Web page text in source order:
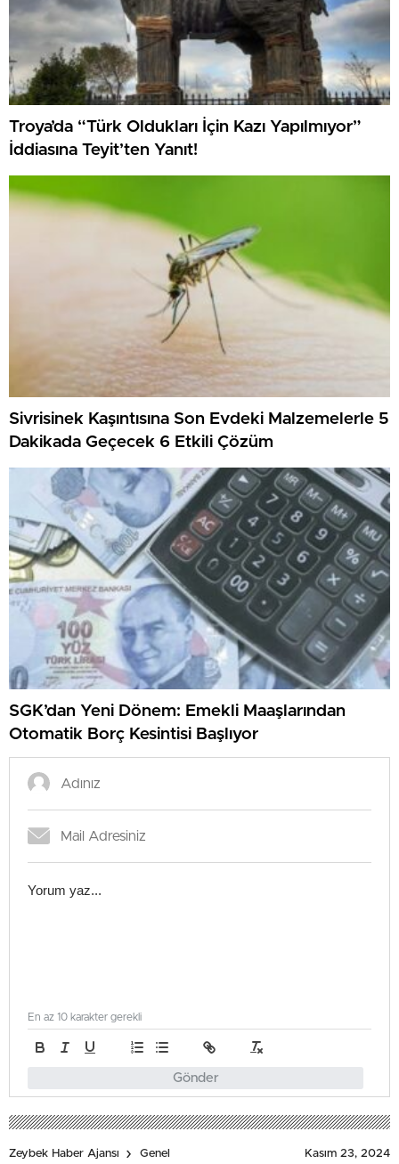
Troya’da “Türk Oldukları İçin Kazı Yapılmıyor”
İddiasına Teyit’ten Yanıt!
Sivrisinek Kaşıntısına Son Evdeki Malzemelerle 5
Dakikada Geçecek 6 Etkili Çözüm
SGK’dan Yeni Dönem: Emekli Maaşlarından
Otomatik Borç Kesintisi Başlıyor
Gönder
En az 10 karakter gerekli
Zeybek Haber Ajansı Genel Kasım 23, 2024